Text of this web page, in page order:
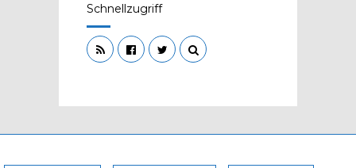
Schnellzugriff